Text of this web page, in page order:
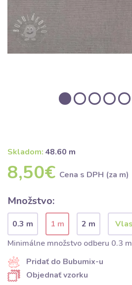
Skladom: 48.60 m
8,50€ Cena s DPH (za m)
Množstvo:
0.3 m 1 m
2 m
Minimálne množstvo odberu 0.3 m
Pridať do Bubumix-u
Objednať vzorku